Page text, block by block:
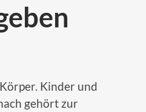
Kinder und
gehört zur